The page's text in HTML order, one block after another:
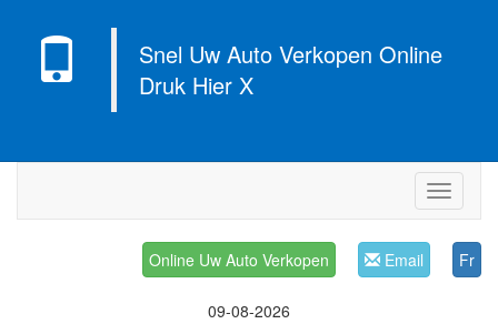
Snel Uw Auto Verkopen Online
Druk Hier X
Fr
Email
Online Uw Auto Verkopen
09-08-2026